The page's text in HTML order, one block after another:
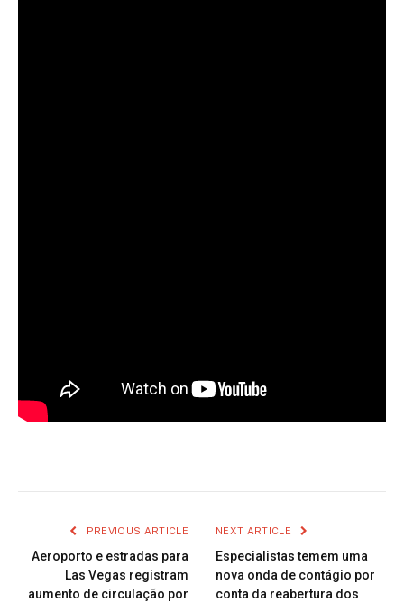
PREVIOUS ARTICLE
Aeroporto e estradas para
Las Vegas registram
aumento de circulação por
NEXT ARTICLE
Especialistas temem uma
nova onda de contágio por
conta da reabertura dos